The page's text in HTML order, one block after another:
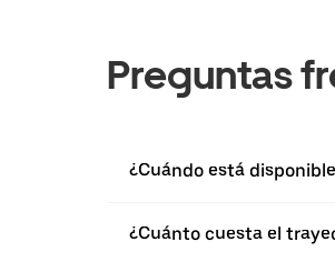
Preguntas
¿Cuándo está
¿Cuánto cuesta el